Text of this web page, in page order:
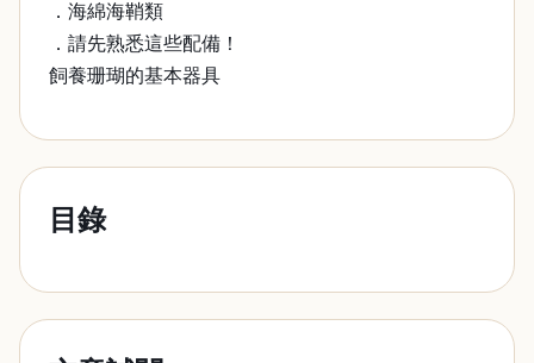
．海綿海鞘類
．請先熟悉這些配備！
飼養珊瑚的基本器具
目錄